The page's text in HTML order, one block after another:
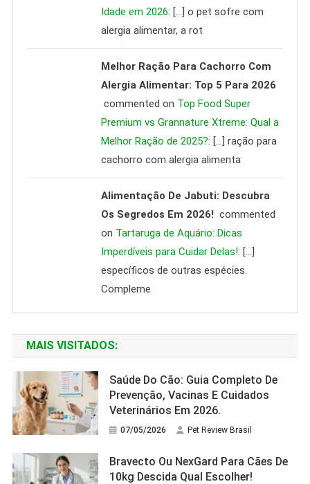
Idade em 2026: […] o pet sofre com
alergia alimentar, a rot
Melhor Ração Para Cachorro Com
Alergia Alimentar: Top 5 Para 2026
commented on Top Food Super
Premium vs Grannature Xtreme: Qual a
Melhor Ração de 2025?: […] ração para
cachorro com alergia alimenta
Alimentação De Jabuti: Descubra
Os Segredos Em 2026! commented
on Tartaruga de Aquário: Dicas
Imperdíveis para Cuidar Delas!: […]
específicos de outras espécies.
Compleme
MAIS VISITADOS:
Saúde Do Cão: Guia Completo De
Prevenção, Vacinas E Cuidados
Veterinários Em 2026.
07/05/2026 Pet Review Brasil
Bravecto Ou NexGard Para Cães De
10kg Descida Qual Escolher!